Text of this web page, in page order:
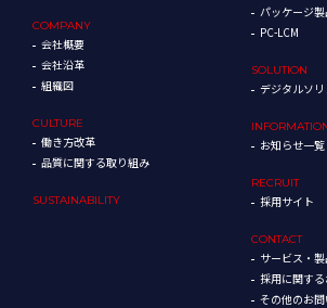
COMPANY
会社概要
会社沿革
組織図
CULTURE
働き方改革
品質に関する取り組み
SUSTAINABILITY
パッケージ
PC-LCM
SOLUTION
デジタルソ
お知らせ一覧
RECRUIT
採用サイト
CONTACT
サービス・
採用に関す
その他のお